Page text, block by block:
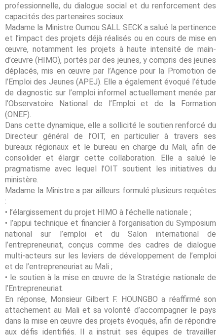
professionnelle, du dialogue social et du renforcement des
capacités des partenaires sociaux.
Madame la Ministre Oumou SALL SECK a salué la pertinence
et l’impact des projets déjà réalisés ou en cours de mise en
œuvre, notamment les projets à haute intensité de main-
d’œuvre (HIMO), portés par des jeunes, y compris des jeunes
déplacés, mis en œuvre par l’Agence pour la Promotion de
l’Emploi des Jeunes (APEJ). Elle a également évoqué l’étude
de diagnostic sur l’emploi informel actuellement menée par
l’Observatoire National de l’Emploi et de la Formation
(ONEF).
Dans cette dynamique, elle a sollicité le soutien renforcé du
Directeur général de l’OIT, en particulier à travers ses
bureaux régionaux et le bureau en charge du Mali, afin de
consolider et élargir cette collaboration. Elle a salué le
pragmatisme avec lequel l’OIT soutient les initiatives du
ministère.
Madame la Ministre a par ailleurs formulé plusieurs requêtes
:
• l’élargissement du projet HIMO à l’échelle nationale ;
• l’appui technique et financier à l’organisation du Symposium
national sur l’emploi et du Salon international de
l’entrepreneuriat, conçus comme des cadres de dialogue
multi-acteurs sur les leviers de développement de l’emploi
et de l’entrepreneuriat au Mali ;
• le soutien à la mise en œuvre de la Stratégie nationale de
l’Entrepreneuriat.
En réponse, Monsieur Gilbert F. HOUNGBO a réaffirmé son
attachement au Mali et sa volonté d’accompagner le pays
dans la mise en œuvre des projets évoqués, afin de répondre
aux défis identifiés. Il a instruit ses équipes de travailler